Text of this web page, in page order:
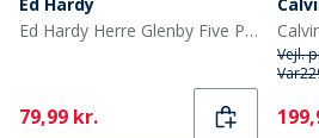
Ed Hardy Herre Glenby Five Pack Strømper Mixed
Current
79,99 kr.
Vejl.
Var